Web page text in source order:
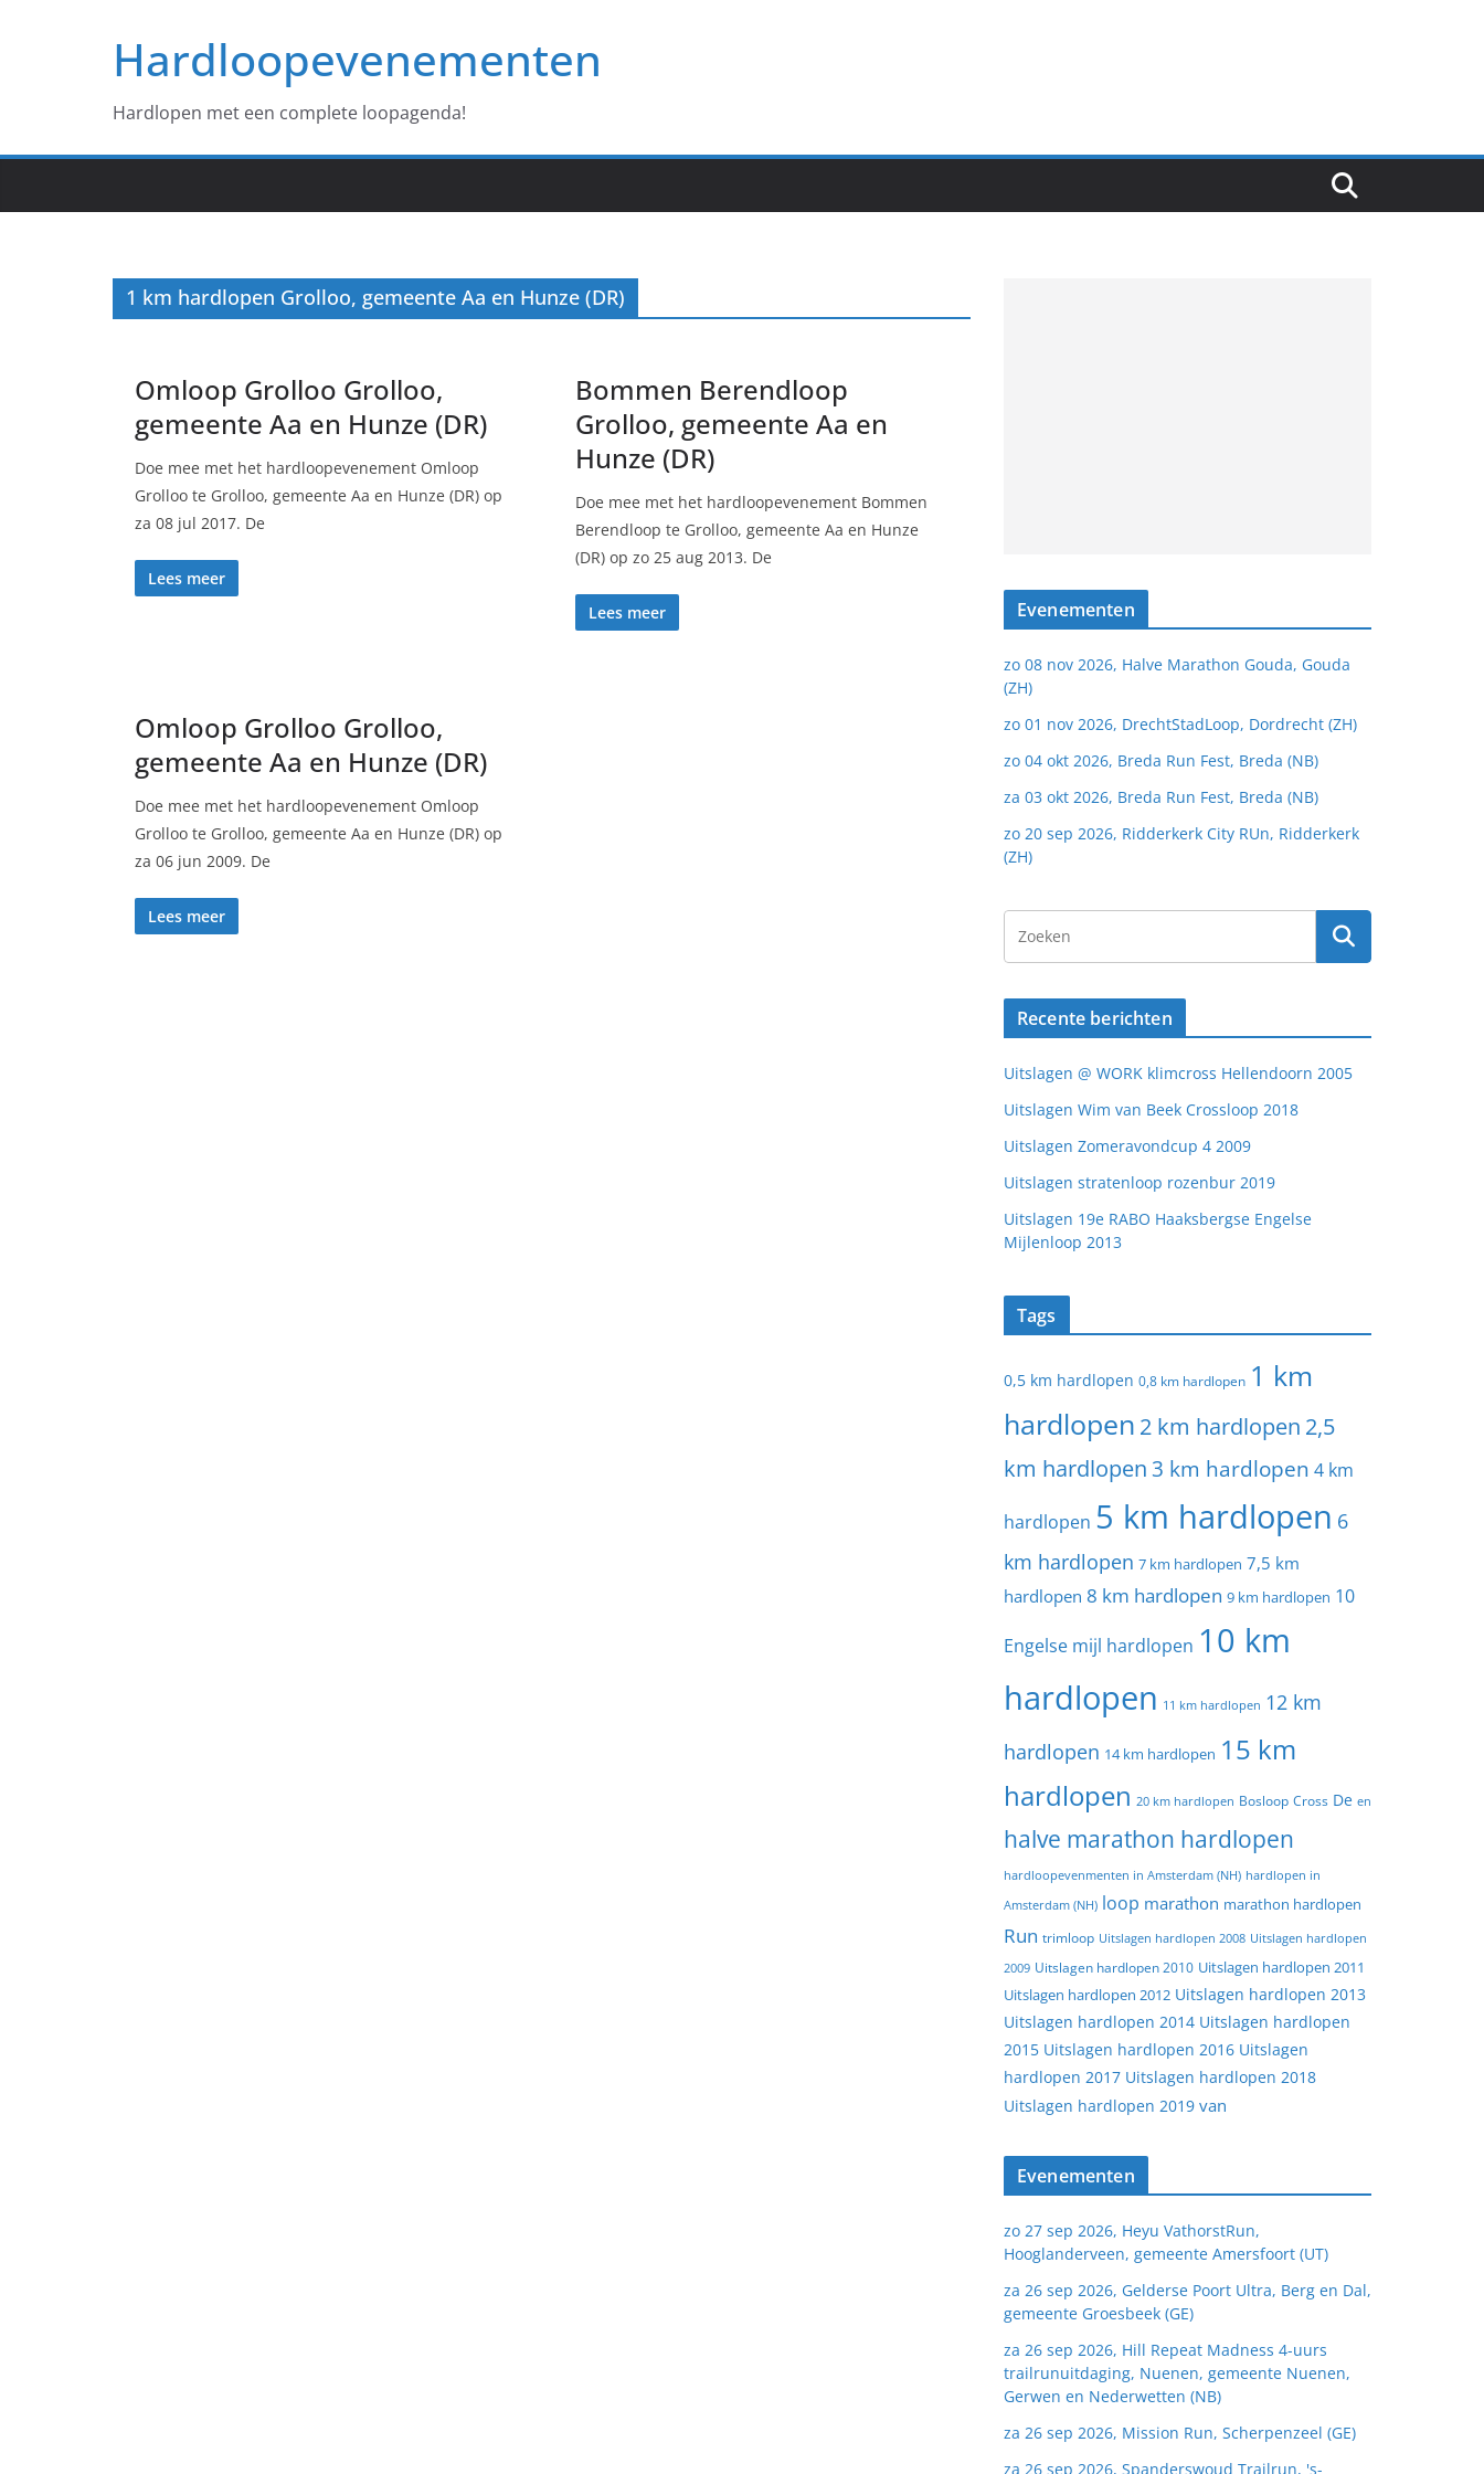
Hardloopevenementen
Hardlopen met een complete loopagenda!
1 km hardlopen Grolloo, gemeente Aa en Hunze (DR)
Omloop Grolloo Grolloo,
gemeente Aa en Hunze (DR)
Doe mee met het hardloopevenement Omloop
Grolloo te Grolloo, gemeente Aa en Hunze (DR) op
za 08 jul 2017. De
Lees meer
Bommen Berendloop
Grolloo, gemeente Aa en
Hunze (DR)
Doe mee met het hardloopevenement Bommen
Berendloop te Grolloo, gemeente Aa en Hunze
(DR) op zo 25 aug 2013. De
Lees meer
Omloop Grolloo Grolloo,
gemeente Aa en Hunze (DR)
Doe mee met het hardloopevenement Omloop
Grolloo te Grolloo, gemeente Aa en Hunze (DR) op
za 06 jun 2009. De
Lees meer
Evenementen
zo 08 nov 2026, Halve Marathon Gouda, Gouda
(ZH)
zo 01 nov 2026, DrechtStadLoop, Dordrecht (ZH)
zo 04 okt 2026, Breda Run Fest, Breda (NB)
za 03 okt 2026, Breda Run Fest, Breda (NB)
zo 20 sep 2026, Ridderkerk City RUn, Ridderkerk
(ZH)
Recente berichten
Uitslagen @ WORK klimcross Hellendoorn 2005
Uitslagen Wim van Beek Crossloop 2018
Uitslagen Zomeravondcup 4 2009
Uitslagen stratenloop rozenbur 2019
Uitslagen 19e RABO Haaksbergse Engelse
Mijlenloop 2013
Tags
0,5 km hardlopen 0,8 km hardlopen 1 km
hardlopen 2 km hardlopen 2,5
km hardlopen 3 km hardlopen 4 km
hardlopen 5 km hardlopen 6
km hardlopen 7 km hardlopen 7,5 km
hardlopen 8 km hardlopen 9 km hardlopen 10
Engelse mijl hardlopen 10 km
hardlopen 11 km hardlopen 12 km
hardlopen 14 km hardlopen 15 km
hardlopen 20 km hardlopen Bosloop Cross De en
halve marathon hardlopen
hardloopevenmenten in Amsterdam (NH) hardlopen in
Amsterdam (NH) loop marathon marathon hardlopen
Run trimloop Uitslagen hardlopen 2008 Uitslagen hardlopen
2009 Uitslagen hardlopen 2010 Uitslagen hardlopen 2011
Uitslagen hardlopen 2012 Uitslagen hardlopen 2013
Uitslagen hardlopen 2014 Uitslagen hardlopen
2015 Uitslagen hardlopen 2016 Uitslagen
hardlopen 2017 Uitslagen hardlopen 2018
Uitslagen hardlopen 2019 van
Evenementen
zo 27 sep 2026, Heyu VathorstRun,
Hooglanderveen, gemeente Amersfoort (UT)
za 26 sep 2026, Gelderse Poort Ultra, Berg en Dal,
gemeente Groesbeek (GE)
za 26 sep 2026, Hill Repeat Madness 4-uurs
trailrunuitdaging, Nuenen, gemeente Nuenen,
Gerwen en Nederwetten (NB)
za 26 sep 2026, Mission Run, Scherpenzeel (GE)
za 26 sep 2026, Spanderswoud Trailrun, 's-